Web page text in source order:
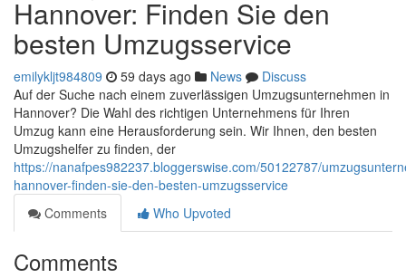
Hannover: Finden Sie den
besten Umzugsservice
emilykljt984809 59 days ago News
Discuss
Auf der Suche nach einem zuverlässigen Umzugsunternehmen in
Hannover? Die Wahl des richtigen Unternehmens für Ihren
Umzug kann eine Herausforderung sein. Wir Ihnen, den besten
Umzugshelfer zu finden, der
https://nanafpes982237.bloggerswise.com/50122787/
hannover-finden-sie-den-besten-umzugsservice
Comments
Who Upvoted
Comments